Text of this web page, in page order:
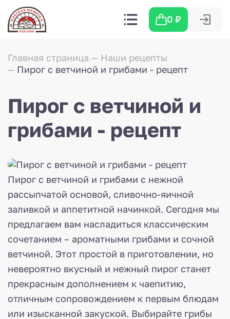
0 ₽
Главная страница
Наши рецепты
Пирог с ветчиной и грибами - рецепт
Пирог с ветчиной и
грибами - рецепт
Пирог с ветчиной и грибами с нежной
рассыпчатой основой, сливочно-яичной
заливкой и аппетитной начинкой. Сегодня мы
предлагаем вам насладиться классическим
сочетанием – ароматными грибами и сочной
ветчиной. Этот простой в приготовлении, но
невероятно вкусный и нежный пирог станет
прекрасным дополнением к чаепитию,
отличным сопровождением к первым блюдам
или изысканной закуской. Выбирайте грибы